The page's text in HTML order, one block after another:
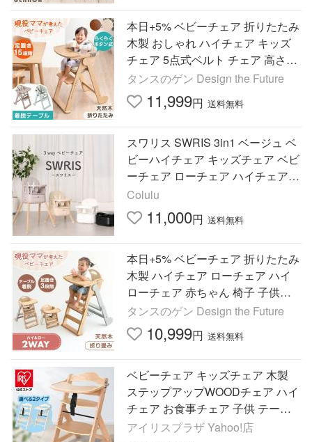
本日+5% ベビーチェア 折りたたみ
木製 おしゃれ ハイチェア キッズ
チェア 5点式ベルト チェア 高さ調
整 ミニ 椅子 いす イス 子供 キッズ
タンスのゲン Design the Future
11,999円 送料無料
スワリス SWRIS 3in1 ベージュ ベ
ビーハイチェア キッズチェア ベビ
ーチェア ローチェア ハイチェア
ベビー 折りたたみ 赤ちゃん 離乳
食 テーブル付
Colulu
11,000円 送料無料
本日+5% ベビーチェア 折りたたみ
木製 ハイチェア ローチェア ハイ
ローチェア 赤ちゃん 椅子 子供椅
子 おしゃれ キッズチェア 天然木
チェア 高さ調整 子供
タンスのゲン Design the Future
10,999円 送料無料
ベビーチェア キッズチェア 木製
ステップアップWOODチェア ハイ
チェア お食事チェア 子供 テーブ
ル ベルト ステップ 3120205133
アイリスプラザ Yahoo!店